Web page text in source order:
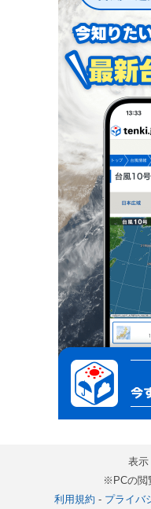
表示
※PCの閲
利用規約 - プライバ